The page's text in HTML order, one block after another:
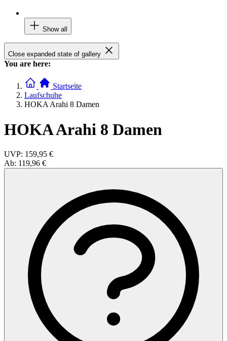
Show all
Close expanded state of gallery
You are here:
Startseite
Laufschuhe
HOKA Arahi 8 Damen
HOKA Arahi 8 Damen
UVP: 159,95 €
Ab: 119,96 €